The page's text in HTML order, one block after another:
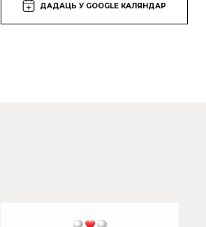
ДАДАЦЬ У GOOGLE КАЛЯНДАР